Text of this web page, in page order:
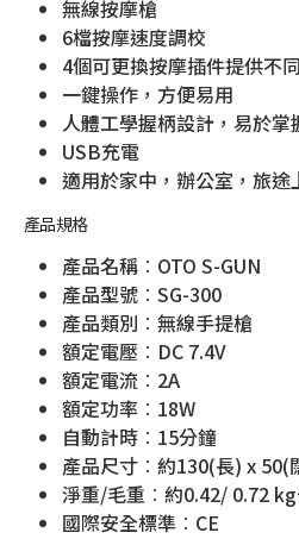
無線按摩槍
6檔按摩速度調校
4個可更換按摩插件提供不
一鍵操作，方便易用
人體工學握柄設計，易於掌
USB充電
適用於家中，辦公室，旅途
產品規格
產品名稱︰OTO S-GUN
產品型號︰SG-300
產品類別︰無線手提槍
額定電壓︰DC 7.4V
額定電流︰2A
額定功率︰18W
自動計時︰15分鐘
產品尺寸︰約130(長) x
淨重/毛重︰約0.42/ 0.72
國際安全標準︰CE